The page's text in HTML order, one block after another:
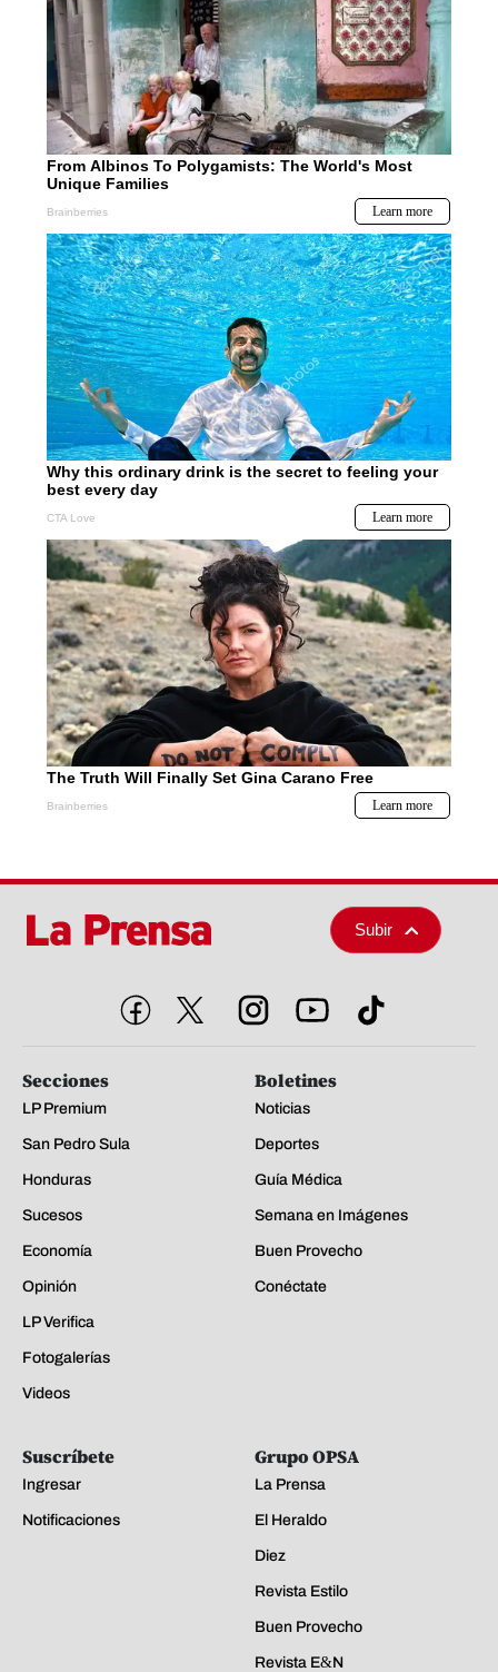
Subir
Secciones
LP Premium
San Pedro Sula
Honduras
Sucesos
Economía
Opinión
LP Verifica
Fotogalerías
Videos
Boletines
Noticias
Deportes
Guía Médica
Semana en Imágenes
Buen Provecho
Conéctate
Suscríbete
Ingresar
Notificaciones
Grupo OPSA
La Prensa
El Heraldo
Diez
Revista Estilo
Buen Provecho
Revista E&N